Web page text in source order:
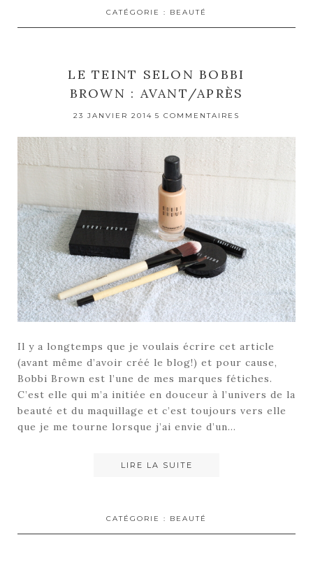
CATÉGORIE : BEAUTÉ
LE TEINT SELON BOBBI
BROWN : AVANT/APRÈS
23 JANVIER 2014 5 COMMENTAIRES
Il y a longtemps que je voulais écrire cet article
(avant même d’avoir créé le blog!) et pour cause,
Bobbi Brown est l’une de mes marques fétiches.
C’est elle qui m’a initiée en douceur à l’univers de la
beauté et du maquillage et c’est toujours vers elle
que je me tourne lorsque j’ai envie d’un…
LIRE LA SUITE
CATÉGORIE : BEAUTÉ